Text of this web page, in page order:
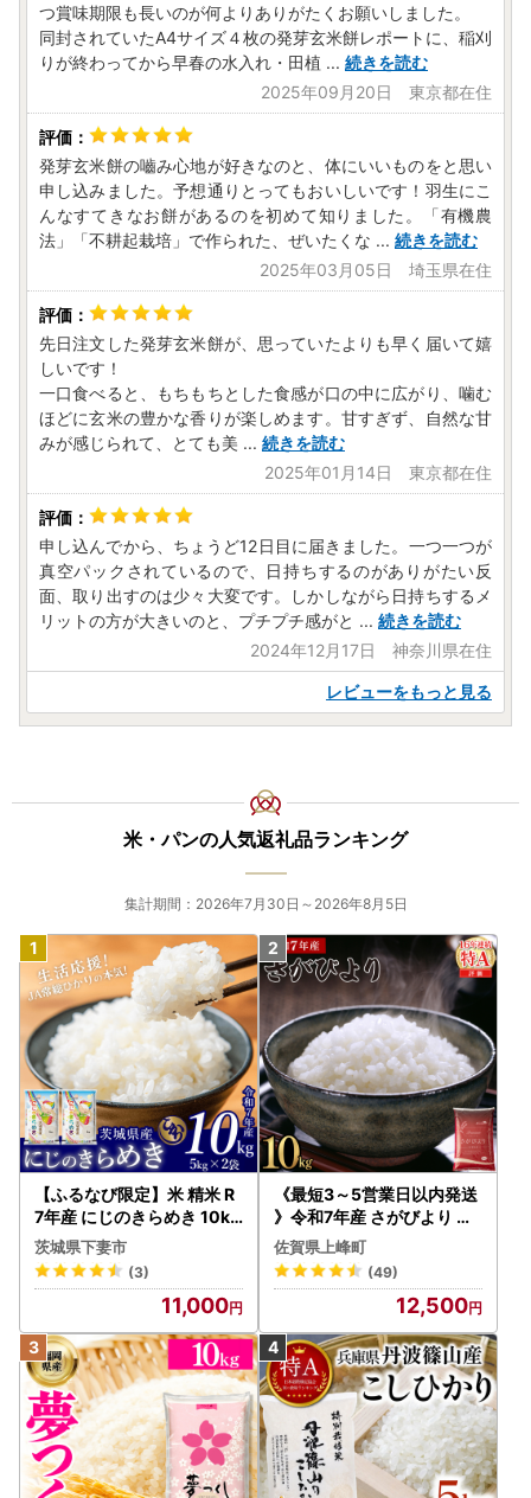
つ賞味期限も長いのが何よりありがたくお願いしました。
同封されていたA4サイズ４枚の発芽玄米餅レポートに、稲刈
りが終わってから早春の水入れ・田植 ... 続きを読む
2025年09月20日 東京都在住
発芽玄米餅の嚙み心地が好きなのと、体にいいものをと思い
申し込みました。予想通りとってもおいしいです！羽生にこ
んなすてきなお餅があるのを初めて知りました。「有機農
法」「不耕起栽培」で作られた、ぜいたくな ... 続きを読む
2025年03月05日 埼玉県在住
先日注文した発芽玄米餅が、思っていたよりも早く届いて嬉
しいです！
一口食べると、もちもちとした食感が口の中に広がり、噛む
ほどに玄米の豊かな香りが楽しめます。甘すぎず、自然な甘
みが感じられて、とても美 ... 続きを読む
2025年01月14日 東京都在住
申し込んでから、ちょうど12日目に届きました。一つ一つが
真空パックされているので、日持ちするのがありがたい反
面、取り出すのは少々大変です。しかしながら日持ちするメ
リットの方が大きいのと、プチプチ感がと ... 続きを読む
2024年12月17日 神奈川県在住
レビューをもっと見る
米・パンの人気返礼品ランキング
集計期間：2026年7月30日～2026年8月5日
【ふるなび限定】米 精米 R
7年産 にじのきらめき 10kg
10月 FN-Limited-PR
茨城県下妻市
(3)
11,000
《最短3～5営業日以内発送
》令和7年産 さがびより 佐
賀県産（精米）10kg
佐賀県上峰町
(49)
12,500